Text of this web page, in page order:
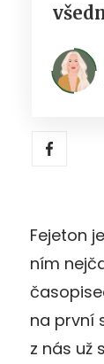
Fejeton
ním
na první
z nás už